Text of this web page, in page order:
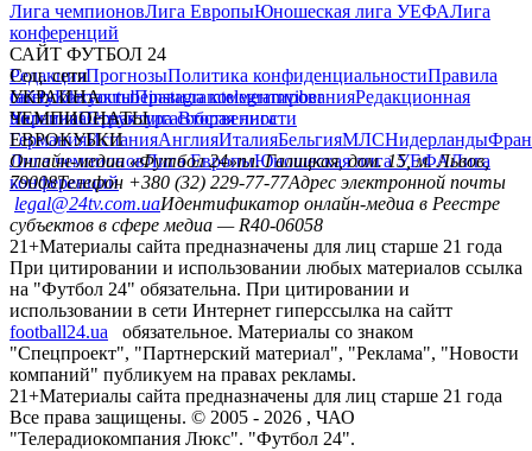
Лига чемпионовЛига ЕвропыЮношеская лига УЕФАЛига
конференций
САЙТ ФУТБОЛ 24
РедакцияПрогнозыПолитика конфиденциальностиПравила
сайтуКонтактыПравила комментированияРедакционная
политикаСтруктура собственности
Соц. сети
facebookxyoutubeinstagramtelegramviber
УКРАИНА
УкраинаПервая лигаВторая лига
ЧЕМПИОНАТЫ
ГерманияИспанияАнглияИталияБельгияМЛСНидерланды
ЕВРОКУБКИ
Лига чемпионовЛига ЕвропыЮношеская лига УЕФАЛига
конференций
Онлайн-медиа «Футбол 24»пл. Галицкая, дом. 15, м. Львов,
79008Телефон +380 (32) 229-77-77Адрес электронной почты
legal@24tv.com.uaИдентификатор онлайн-медиа в Реестре
субъектов в сфере медиа — R40-06058
21+Материалы сайта предназначены для лиц старше 21 года
При цитировании и использовании любых материалов ссылка
на "Футбол 24" обязательна. При цитировании и
использовании в сети Интернет гиперссылка на сайтт
football24.ua
обязательное. Материалы со знаком
"Спецпроект", "Партнерский материал", "Реклама", "Новости
компаний" публикуем на правах рекламы.
21+Материалы сайта предназначены для лиц старше 21 года
Все права защищены. © 2005 - 2026 , ЧАО
"Телерадиокомпания Люкс". "Футбол 24".